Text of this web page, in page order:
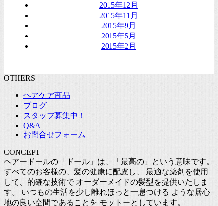
2015年12月
2015年11月
2015年9月
2015年5月
2015年2月
OTHERS
ヘアケア商品
ブログ
スタッフ募集中！
Q&A
お問合せフォーム
CONCEPT
ヘアードールの「ドール」は、「最高の」という意味です。
すべてのお客様の、髪の健康に配慮し、 最適な薬剤を使用
して、的確な技術で オーダーメイドの髪型を提供いたしま
す。 いつもの生活を少し離れほっと一息つける ような居心
地の良い空間であることを モットーとしています。